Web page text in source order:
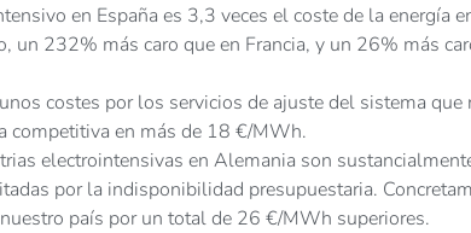
en España es 3,3 veces el coste de la energía
un 232% más caro que en Francia, y un 26% más
costes por los servicios de ajuste del sistema que
competitiva en más de 18 €/MWh.
electrointensivas en Alemania son
por la indisponibilidad presupuestaria.
país por un total de 26 €/MWh superiores.